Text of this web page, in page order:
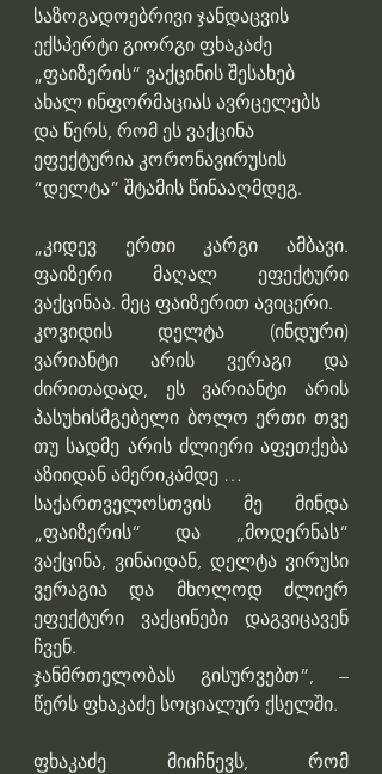
საზოგადოებრივი ჯანდაცვის
ექსპერტი გიორგი ფხაკაძე
„ფაიზერის“ ვაქცინის შესახებ
ახალ ინფორმაციას ავრცელებს
და წერს, რომ ეს ვაქცინა
ეფექტურია კორონავირუსის
“დელტა” შტამის წინააღმდეგ.
„კიდევ ერთი კარგი ამბავი.​
ფაიზერი მაღალ ეფექტური
ვაქცინაა. მეც ფაიზერით ავიცერი.
კოვიდის დელტა (ინდური)
ვარიანტი არის ვერაგი და
ძირითადად, ეს ვარიანტი არის
პასუხისმგებელი ბოლო ერთი თვე
თუ სადმე არის ძლიერი აფეთქება
აზიიდან ამერიკამდე …
საქართველოსთვის მე მინდა
„ფაიზერის“ და „მოდერნას“
ვაქცინა, ვინაიდან, დელტა ვირუსი
ვერაგია და მხოლოდ ძლიერ
ეფექტური ვაქცინები დაგვიცავენ
ჩვენ.
ჯანმრთელობას გისურვებთ”, –
წერს ფხაკაძე სოციალურ ქსელში.
ფხაკაძე მიიჩნევს, რომ